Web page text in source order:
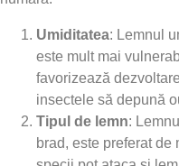
Umiditatea: Lemnul
este mult mai
favorizează
insectele să depună
Tipul de lemn:
brad, este preferat